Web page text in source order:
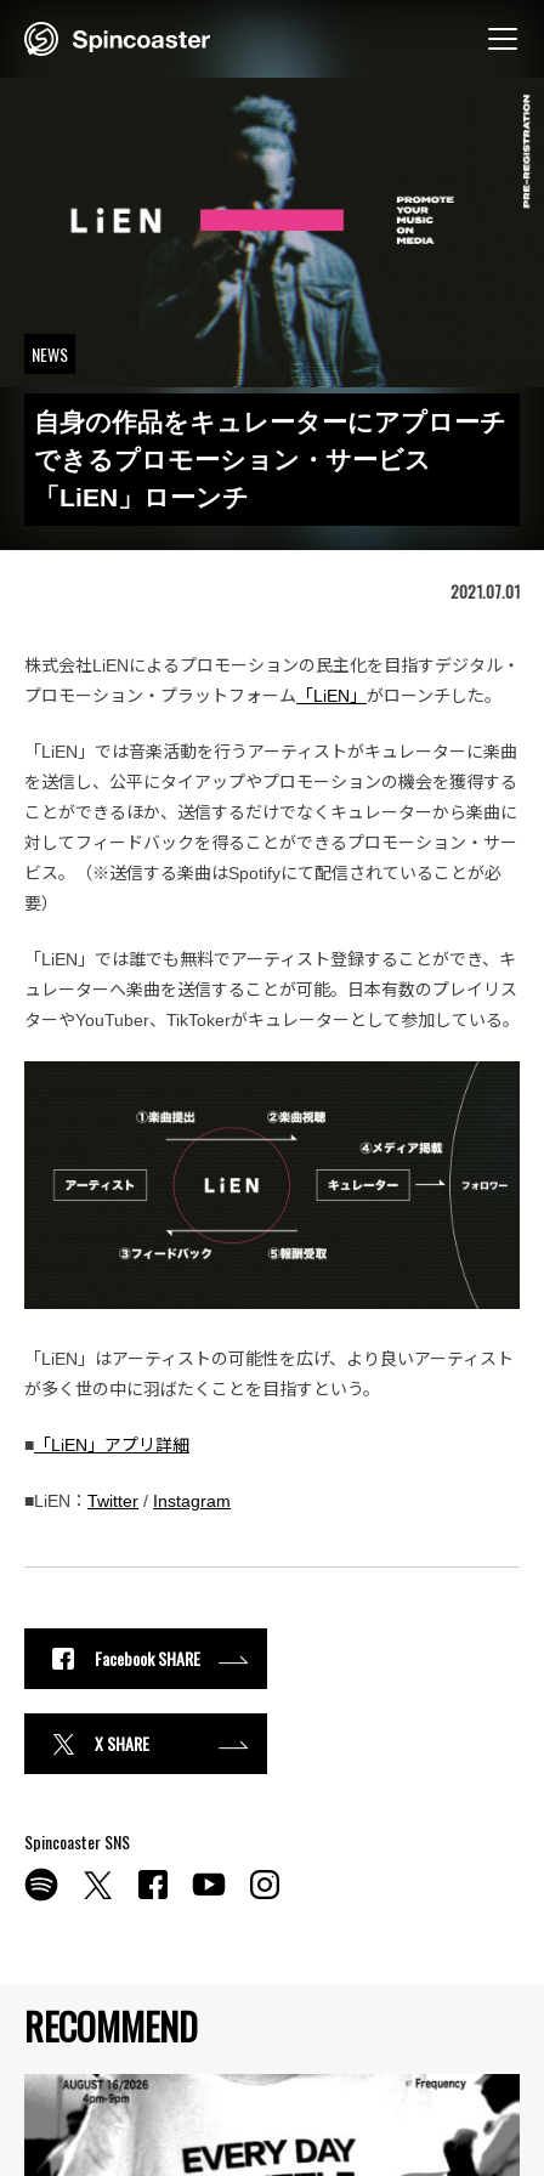
NEWS
自身の作品をキュレーターにアプローチ
できるプロモーション・サービス
「LiEN」ローンチ
RECOMMEND
2021.07.01
株式会社LiENによるプロモーションの民主化を目指すデジタル・
プロモーション・プラットフォーム 「LiEN」 がローンチした。
「LiEN」では音楽活動を行うアーティストがキュレーターに楽曲
を送信し、公平にタイアップやプロモーションの機会を獲得する
ことができるほか、送信するだけでなくキュレーターから楽曲に
対してフィードバックを得ることができるプロモーション・サー
ビス。（※送信する楽曲はSpotifyにて配信されていることが必
要）
「LiEN」では誰でも無料でアーティスト登録することができ、キ
ュレーターへ楽曲を送信することが可能。日本有数のプレイリス
ターやYouTuber、TikTokerがキュレーターとして参加している。
「LiEN」はアーティストの可能性を広げ、より良いアーティスト
が多く世の中に羽ばたくことを目指すという。
■ 「LiEN」アプリ詳細
■LiEN： Twitter / Instagram
Facebook SHARE
X SHARE
Spincoaster SNS